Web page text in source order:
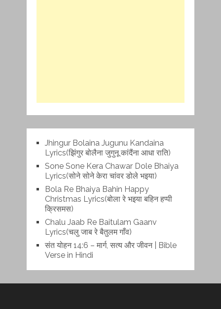
Jhingur Bolaina Jugunu Kandaina
Lyrics(झिंगुर बोलैना जुगुनू कांदैंना आधा राति)
Sone Sone Kera Chawar Dole Bhaiya
Lyrics(सोने सोने केरा चांवर डोले भइया)
Bola Re Bh‌aiya Bahin Happy
Christmas Lyrics(बोला रे भ‌इया बहिन हप्पी
क्रिसमस)
Chalu Jaab Re Baitulam Gaanv
Lyrics(चलु जाब रे बैतुलम गाँव)
संत योहन 14:6 – मार्ग, सत्य और जीवन | Bible
Verse in Hindi